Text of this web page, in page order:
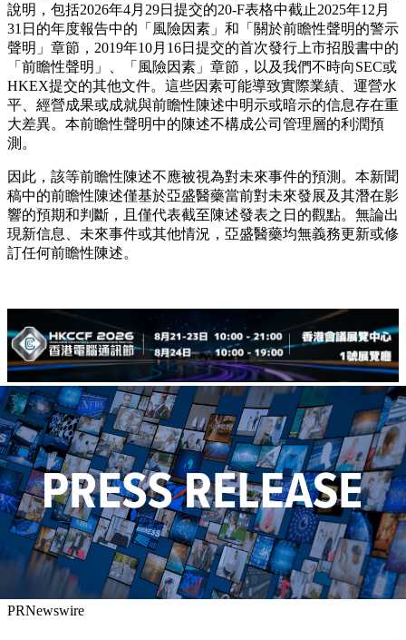
說明，包括2026年4月 29日提交的20-F表格中截止2025年12 月
31 日的年度報告中的「風險因素」和「關於前瞻性聲明的警示
聲明」章節， 2019年10月 16日提交的首次發行上市招股書中的
「前瞻性聲明」、「風險因素」章節，以及我們不時向SEC或
HKEX提交的其他文件。這些因素可能導致實際業績、運營水
平、經營成果或成就與前瞻性陳述中明示或暗示的信息存在重
大差異。本前瞻性聲明中的陳述不構成公司管理層的利潤預
測。
因此，該等前瞻性陳述不應被視為對未來事件的預測。本新聞
稿中的前瞻性陳述僅基於亞盛醫藥當前對未來發展及其潛在影
響的預期和判斷，且僅代表截至陳述發表之日的觀點。無論出
現新信息、未來事件或其他情況，亞盛醫藥均無義務更新或修
訂任何前瞻性陳述。
PRNewswire